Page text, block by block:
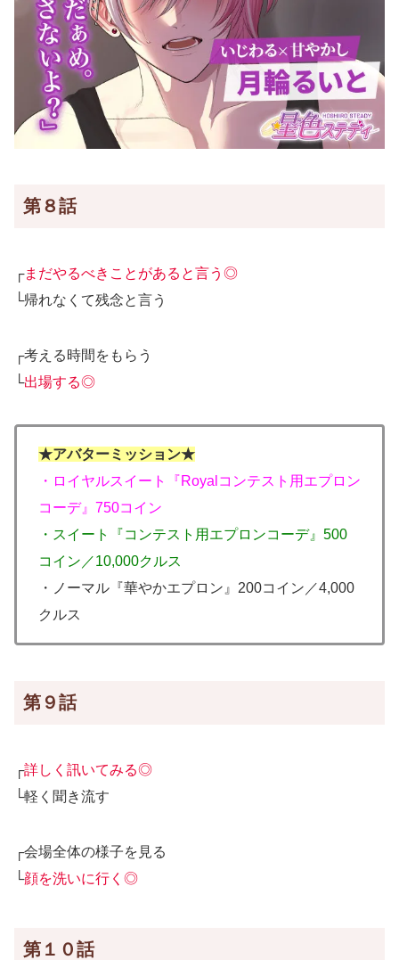
第８話
┌まだやるべきことがあると言う◎
└帰れなくて残念と言う
┌考える時間をもらう
└出場する◎
★アバターミッション★
・ロイヤルスイート『Royalコンテスト用エプロン
コーデ』750コイン
・スイート『コンテスト用エプロンコーデ』500
コイン／10,000クルス
・ノーマル『華やかエプロン』200コイン／4,000
クルス
第９話
┌詳しく訊いてみる◎
└軽く聞き流す
┌会場全体の様子を見る
└顔を洗いに行く◎
第１０話